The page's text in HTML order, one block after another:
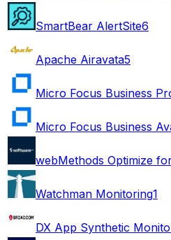
SmartBear AlertSite6
Apache Airavata5
Micro Focus Business
Micro Focus Business
webMethods Optimize
Watchman Monitoring1
DX App Synthetic